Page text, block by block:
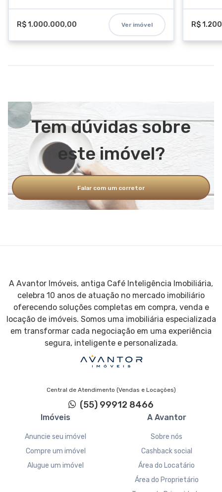
R$ 1.000.000,00 Ver imóvel R$
Tem dúvidas sobre
este imóvel?
Falar com um corretor
A Avantor Imóveis, antiga Café Inteligência Imobiliária,
celebra 10 anos de atuação no mercado imobiliário
oferecendo soluções completas em compra, venda e
locação de imóveis. Somos uma imobiliária especializada
em transformar cada negociação em uma experiência
segura, inteligente e personalizada.
Central de Atendimento (Vendas e Locações)
(55) 99912 8466
Imóveis
Anuncie seu imóvel
Compre um imóvel
Alugue um imóvel
A Avantor
Sobre nós
Cashback social
Área do Locatário
Área do Proprietário